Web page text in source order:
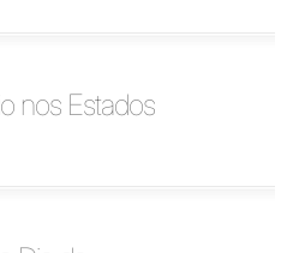
nos Estados